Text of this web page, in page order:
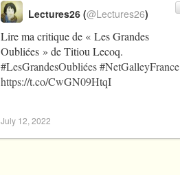
Lire ma critique de « Les Grandes
Oubliées » de Titiou Lecoq.
#LesGrandesOubliées#NetGalleyFrance
https://t.co/CwGN09HtqI
Lectures26 (@Lectures26)
July 12, 2022